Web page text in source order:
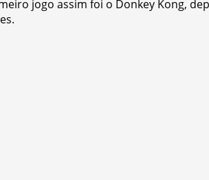
jogo assim foi o Donkey Kong,